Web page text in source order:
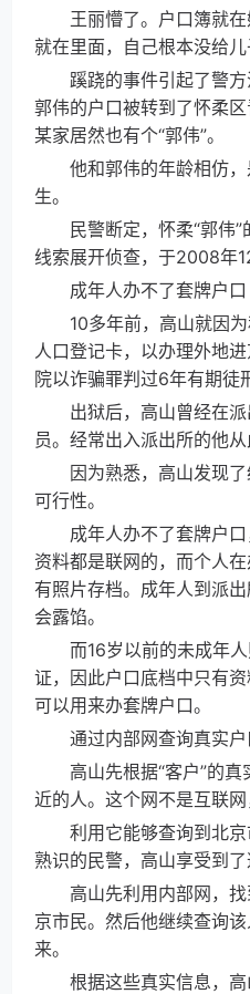
王丽懵了。户口簿就在
就在里面，自己根本没给儿
蹊跷的事件引起了警方
郭伟的户口被转到了怀柔
某家居然也有个“郭伟”。
他和郭伟的年龄相仿，
生。
民警断定，怀柔“郭伟”
线索展开侦查，于2008年
成年人办不了套牌户口
10多年前，高山就因为
人口登记卡，以办理外地
院以诈骗罪判过6年有期徒
出狱后，高山曾经在派
员。经常出入派出所的他从
因为熟悉，高山发现了
可行性。
成年人办不了套牌户口
资料都是联网的，而个人
有照片存档。成年人到派
会露馅。
而16岁以前的未成年人
证，因此户口底档中只有
可以用来办套牌户口。
通过内部网查询真实户
高山先根据“客户”的真
近的人。这个网不是互联网
利用它能够查询到北京
熟识的民警，高山享受到了
高山先利用内部网，找
京市民。然后他继续查询
来。
根据这些真实信息，高